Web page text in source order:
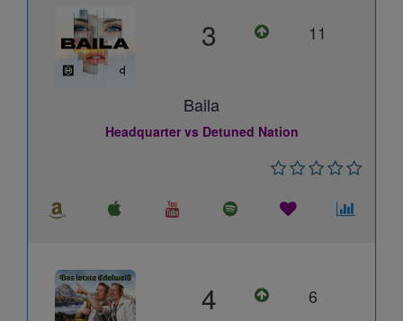
3 11
Baila
Headquarter vs Detuned Nation
4 6